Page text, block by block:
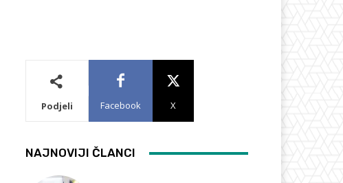
Podjeli Facebook X
NAJNOVIJI ČLANCI